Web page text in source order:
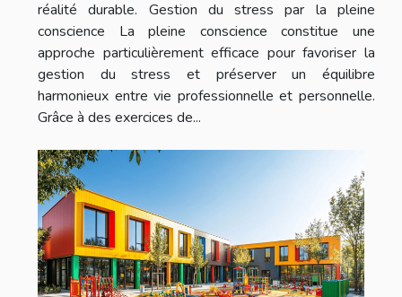
réalité durable. Gestion du stress par la pleine
conscience La pleine conscience constitue une
approche particulièrement efficace pour favoriser la
gestion du stress et préserver un équilibre
harmonieux entre vie professionnelle et personnelle.
Grâce à des exercices de...